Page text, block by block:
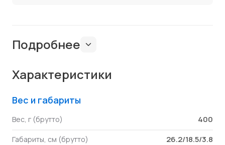
Подробнее
Характеристики
Вес и габариты
Вес, г (брутто) 400
Габариты, см (брутто) 26.2/18.5/3.8